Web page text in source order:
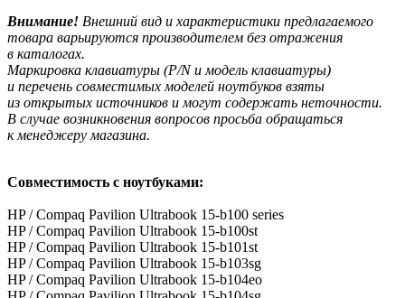
Внимание! Внешний вид и характеристики предлагаемого
товара варьируются производителем без отражения
в каталогах.
Маркировка клавиатуры (P/N и модель клавиатуры)
и перечень совместимых моделей ноутбуков взяты
из открытых источников и могут содержать неточности.
В случае возникновения вопросов просьба обращаться
к менеджеру магазина.
Совместимость с ноутбуками:
HP / Compaq Pavilion Ultrabook 15-b100 series
HP / Compaq Pavilion Ultrabook 15-b100st
HP / Compaq Pavilion Ultrabook 15-b101st
HP / Compaq Pavilion Ultrabook 15-b103sg
HP / Compaq Pavilion Ultrabook 15-b104eo